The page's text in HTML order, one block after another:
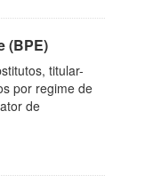
(BPE)
titular-
por regime de
de